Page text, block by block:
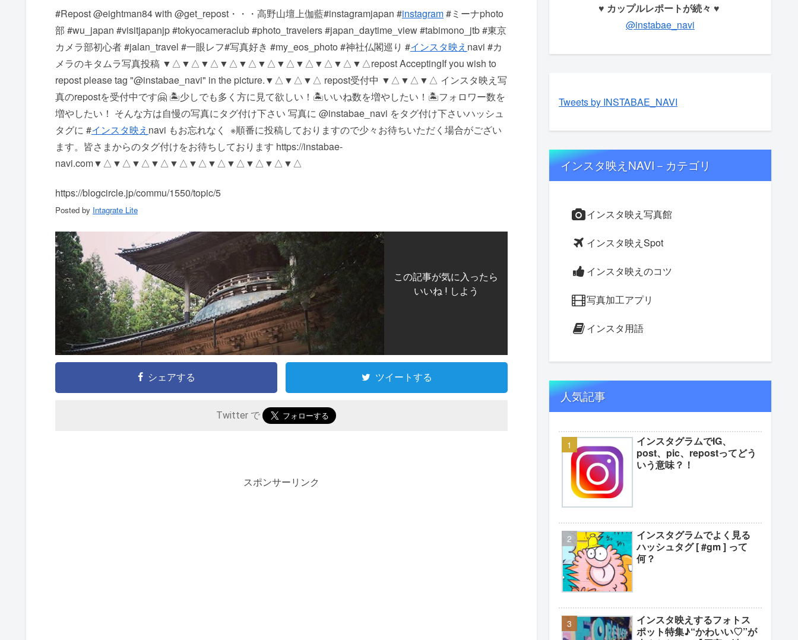
#Repost @eightman84 with @get_repost・・・高野山壇上伽藍#instagramjapan #instagram#ミーナphoto
部 #wu_japan #visitjapanjp #tokyocameraclub #photo_travelers #japan_daytime_view #tabimono_jtb #東京
カメラ部初心者 #jalan_travel #一眼レフ#写真好き #my_eos_photo #神社仏閣巡り #インスタ映え navi #カ
メラのキタムラ写真投稿 ▼△▼△▼△▼△▼△▼△▼△▼△▼△▼△▼△ repost Accepting If you wish to
repost please tag "@instabae_navi" in the picture. ▼△▼△▼△ repost受付中 ▼△▼△▼△ インスタ映え写
真のrepostを受付中です🤗 🏝少しでも多く方に見て欲しい！ 🏝いいね数を増やしたい！ 🏝フォロワー数を
増やしたい！ そんな方は自慢の写真にタグ付け下さい 写真に @instabae_navi をタグ付け下さい️ ハッシュ
タグに #インスタ映え navi もお忘れなく ️ ※順番に投稿しておりますので少々お待ちいただく場合がござい
ます。 皆さまからのタグ付けをお待ちしております https://instabae-
navi.com ▼△▼△▼△▼△▼△▼△▼△▼△▼△▼△▼△
https://blogcircle.jp/commu/1550/topic/5
Posted by Intagrate Lite
この記事が気に入ったら
いいね ! しよう
シェアする ツイートする
Twitter で
スポンサーリンク
♥ カップルレポートが続々 ♥
@instabae_navi
Tweets by INSTABAE_NAVI
インスタ映えNAVI－カテゴリ
インスタ映え写真館
インスタ映えSpot
インスタ映えのコツ
写真加工アプリ
インスタ用語
人気記事
インスタグラムでIG、
post、pic、repostってどう
いう意味？！
インスタグラムでよく見る
ハッシュタグ [ #gm ] って
何？
インスタ映えするフォトス
ポット特集♪“かわいい♡”が